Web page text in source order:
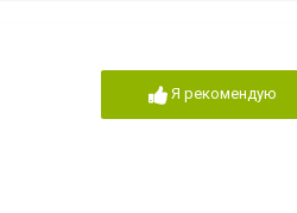
Я рекомендую